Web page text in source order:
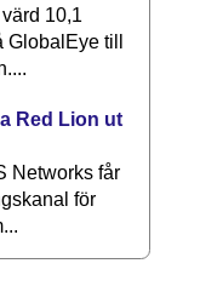
10,1
till
Red Lion ut
Networks får
för